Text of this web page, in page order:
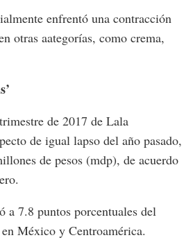
enfrentó una contracción
otras aategorías, como crema,
de 2017 de Lala
de igual lapso del año pasado,
de pesos (mdp), de acuerdo
a 7.8 puntos porcentuales del
México y Centroamérica.